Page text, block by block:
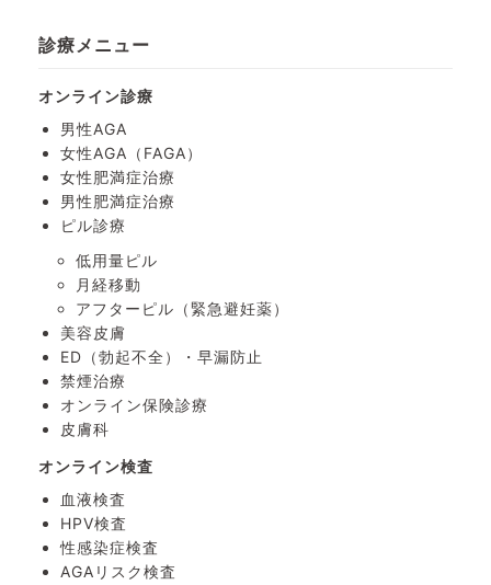
診療メニュー
オンライン診療
男性AGA
女性AGA（FAGA）
女性肥満症治療
男性肥満症治療
ピル診療
低用量ピル
月経移動
アフターピル （緊急避妊薬）
美容皮膚
ED（勃起不全）・ 早漏防止
禁煙治療
オンライン保険診療
皮膚科
オンライン検査
血液検査
HPV検査
性感染症検査
AGAリスク検査